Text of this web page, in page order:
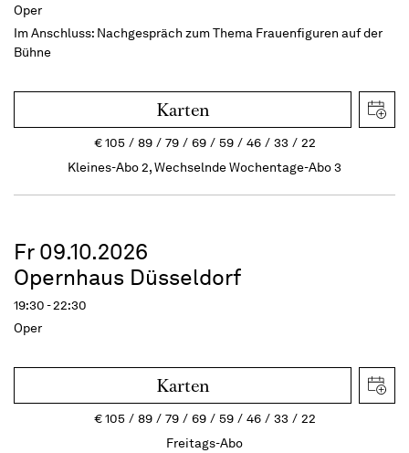
Oper
Im Anschluss: Nachgespräch zum Thema Frauenfiguren auf der
Bühne
Karten
€105 89 79 69 59 46 33
22
Kleines-Abo 2, Wechselnde Wochentage-Abo 3
Fr 09.10.2026
Opernhaus Düsseldorf
19:30 - 22:30
Oper
Karten
€105 89 79 69 59 46 33
22
Freitags-Abo